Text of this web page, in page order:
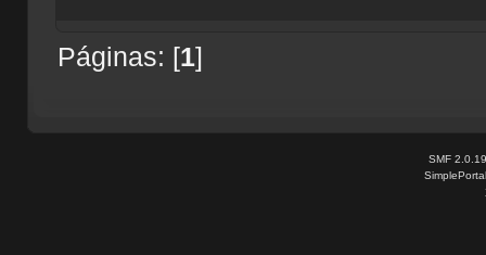
Páginas: [1]
SMF 2.0.19